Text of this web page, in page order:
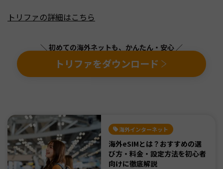
トリファの詳細はこちら
＼ 初めての海外ネットも、かんたん・安心 ／
トリファをダウンロード
海外インターネット
海外eSIMとは？おすすめの選
び方・料金・設定方法を初心者
向けに徹底解説